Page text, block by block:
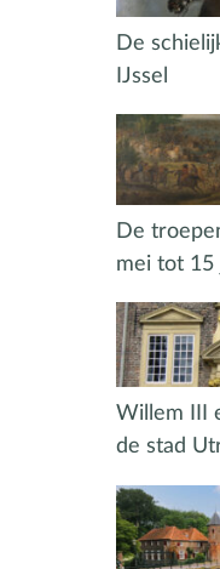
De
IJssel
De
mei tot 15
Willem III
de stad